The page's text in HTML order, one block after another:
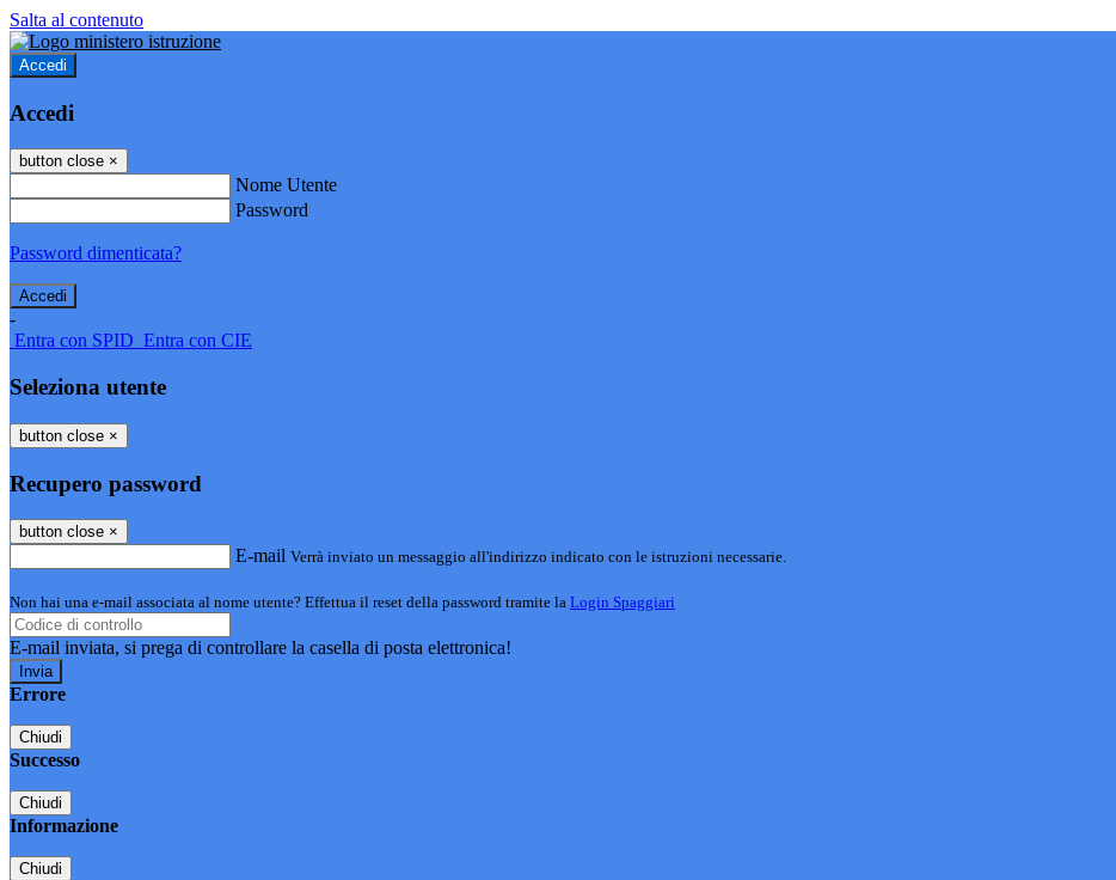
Salta al contenuto
Accedi
Accedi
button close ×
Nome Utente
Password
Password dimenticata?
-
Entra con SPID Entra con CIE
Seleziona utente
button close ×
Recupero password
button close ×
E-mail Verrà inviato un messaggio all'indirizzo indicato con le istruzioni necessarie.
Non hai una e-mail associata al nome utente? Effettua il reset della password tramite la Login Spaggiari
E-mail inviata, si prega di controllare la casella di posta elettronica!
Errore
Chiudi
Successo
Chiudi
Informazione
Chiudi